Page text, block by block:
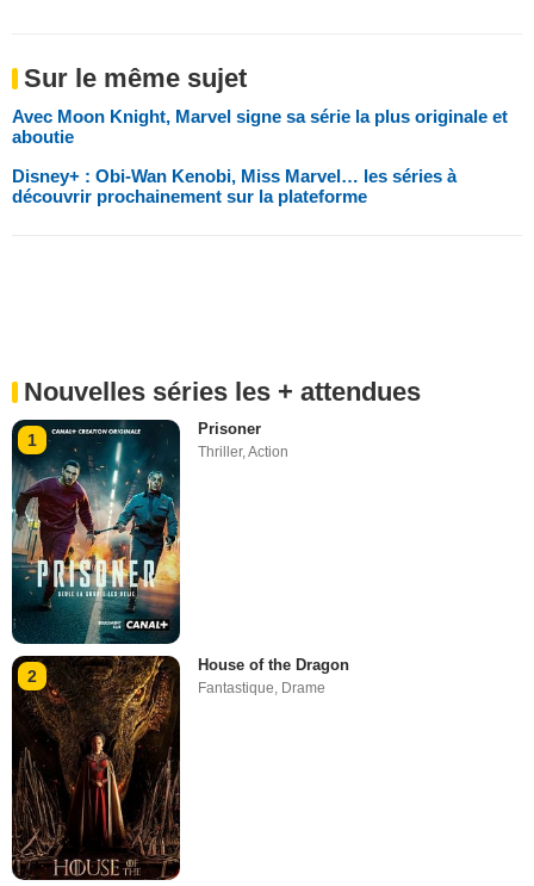
Sur le même sujet
Avec Moon Knight, Marvel signe sa série la plus originale et
aboutie
Disney+ : Obi-Wan Kenobi, Miss Marvel… les séries à
découvrir prochainement sur la plateforme
Nouvelles séries les + attendues
1
Prisoner
Thriller,Action
2
House of the Dragon
Fantastique, Drame